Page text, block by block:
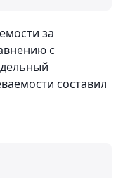
за
с
составил